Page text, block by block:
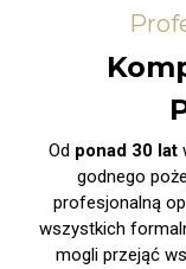
Od ponad 30 lat
godnego
profesjonalną
wszystkich
mogli przejąć